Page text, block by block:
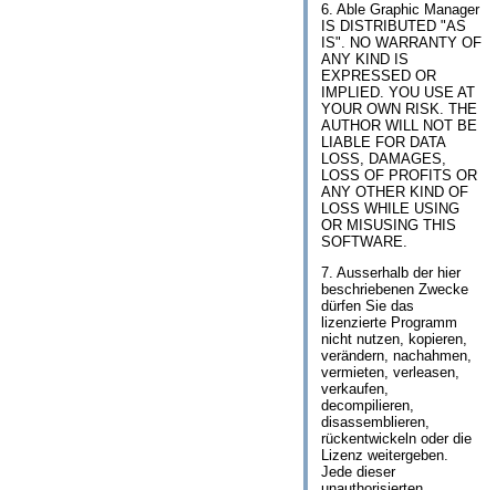
6. Able Graphic Manager
IS DISTRIBUTED "AS
IS". NO WARRANTY OF
ANY KIND IS
EXPRESSED OR
IMPLIED. YOU USE AT
YOUR OWN RISK. THE
AUTHOR WILL NOT BE
LIABLE FOR DATA
LOSS, DAMAGES,
LOSS OF PROFITS OR
ANY OTHER KIND OF
LOSS WHILE USING
OR MISUSING THIS
SOFTWARE.
7. Ausserhalb der hier
beschriebenen Zwecke
dürfen Sie das
lizenzierte Programm
nicht nutzen, kopieren,
verändern, nachahmen,
vermieten, verleasen,
verkaufen,
decompilieren,
disassemblieren,
rückentwickeln oder die
Lizenz weitergeben.
Jede dieser